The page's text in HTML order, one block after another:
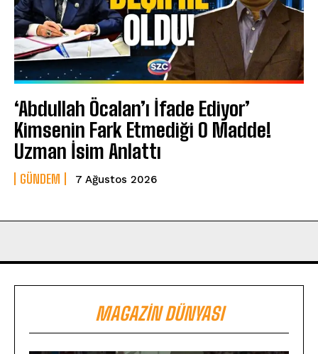
‘Abdullah Öcalan’ı İfade Ediyor’
Kimsenin Fark Etmediği O Madde!
Uzman İsim Anlattı
GÜNDEM 7 Ağustos 2026
MAGAZIN DÜNYASI